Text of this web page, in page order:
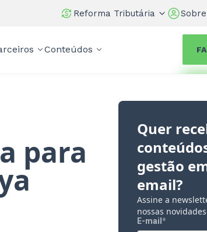
Reforma Tributária Sobre
Conteúdos
para
Quer
gestão
email?
Assine a
nossas
E-mail *